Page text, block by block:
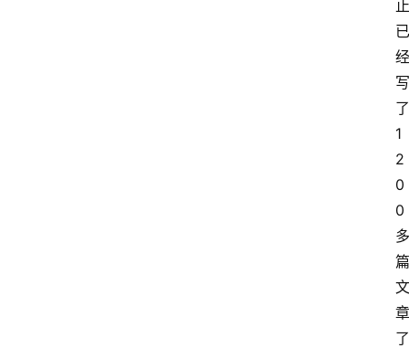
止
已
经
写
了
1
2
0
0
多
篇
文
章
了